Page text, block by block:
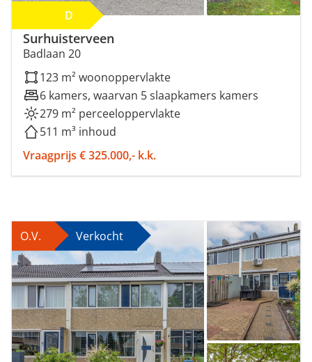
D
Surhuisterveen
Badlaan 20
123 m² woonoppervlakte
6 kamers, waarvan 5 slaapkamers kamers
279 m² perceeloppervlakte
511 m³ inhoud
Vraagprijs € 325.000,- k.k.
Verkocht
O.V.